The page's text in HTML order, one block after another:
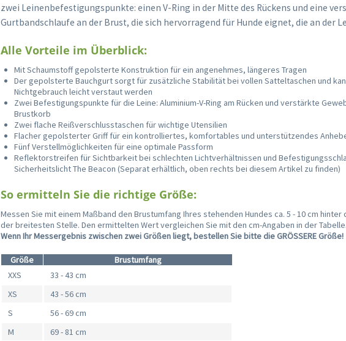
zwei Leinenbefestigungspunkte: einen V-Ring in der Mitte des Rückens und eine
Gurtbandschlaufe an der Brust, die sich hervorragend für Hunde eignet, die an der
Alle Vorteile im Überblick:
Mit Schaumstoff gepolsterte Konstruktion für ein angenehmes, längeres Tragen
Der gepolsterte Bauchgurt sorgt für zusätzliche Stabilität bei vollen Satteltaschen und
Nichtgebrauch leicht verstaut werden
Zwei Befestigungspunkte für die Leine: Aluminium-V-Ring am Rücken und verstärkte
Brustkorb
Zwei flache Reißverschlusstaschen für wichtige Utensilien
Flacher gepolsterter Griff für ein kontrolliertes, komfortables und unterstützendes
Fünf Verstellmöglichkeiten für eine optimale Passform
Reflektorstreifen für Sichtbarkeit bei schlechten Lichtverhältnissen und
Sicherheitslicht The Beacon (Separat erhältlich, oben rechts bei diesem Artikel zu finden)
So ermitteln Sie die richtige Größe:
Messen Sie mit einem Maßband den Brustumfang Ihres stehenden Hundes ca. 5 - 10 cm hinter
der breitesten Stelle. Den ermittelten Wert vergleichen Sie mit den cm-Angaben in der Tabelle.
Wenn Ihr Messergebnis zwischen zwei Größen liegt, bestellen Sie bitte die GRÖSSERE Größe!
Größe
Brustumfang
XXS
33 - 43 cm
XS
43 - 56 cm
S
56 - 69 cm
M
69 - 81 cm